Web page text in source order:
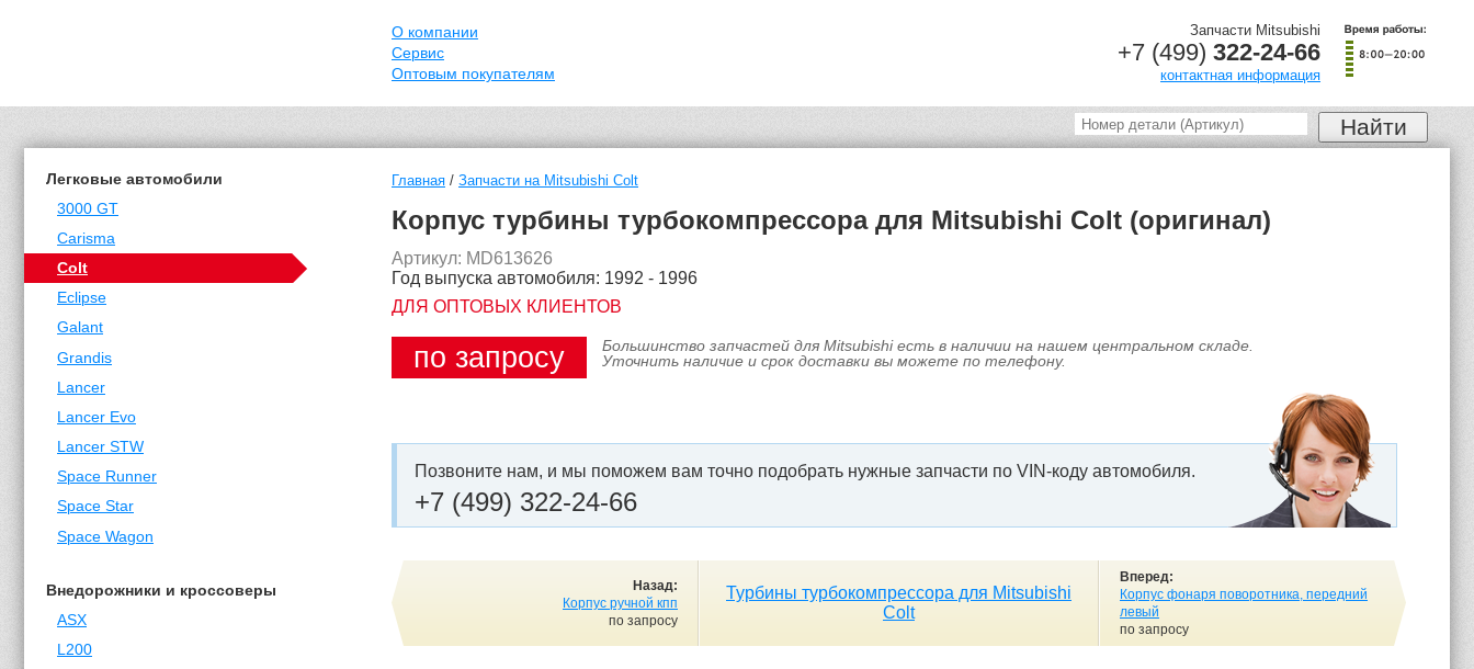
О компании
Сервис
Оптовым покупателям
Запчасти Mitsubishi
+7 (499) 322-24-66
контактная информация
Легковые автомобили
3000 GT
Carisma
Colt
Eclipse
Galant
Grandis
Lancer
Lancer Evo
Lancer STW
Space Runner
Space Star
Space Wagon
Внедорожники и кроссоверы
ASX
L200
Главная / Запчасти на Mitsubishi Colt
Корпус турбины турбокомпрессора для Mitsubishi Colt (оригинал)
Артикул: MD613626
Год выпуска автомобиля: 1992 - 1996
ДЛЯ ОПТОВЫХ КЛИЕНТОВ
по запросу
Большинство запчастей для Mitsubishi есть в наличии на нашем центральном складе.
Уточнить наличие и срок доставки вы можете по телефону.
Позвоните нам, и мы поможем вам точно подобрать нужные запчасти по VIN-коду автомобиля.
+7 (499) 322-24-66
Назад:
Корпус ручной кпп
по запросу
Турбины турбокомпрессора для Mitsubishi
Colt
Вперед:
Корпус фонаря поворотника, передний
левый
по запросу